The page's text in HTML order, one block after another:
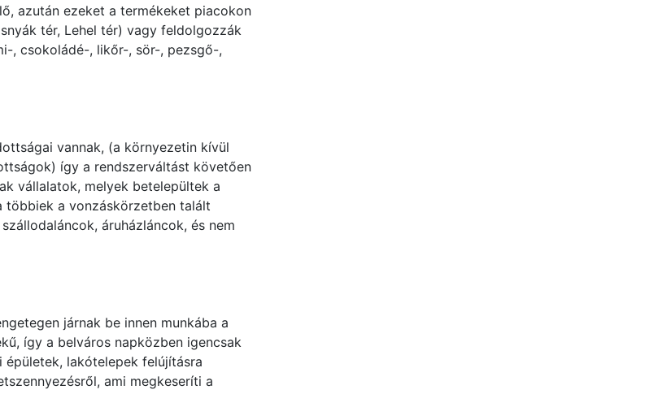
azután ezeket a termékeket piacokon
tér, Lehel tér) vagy feldolgozzák
, csokoládé-, likőr-, sör-, pezsgő-,
vannak, (a környezetin kívül
így a rendszerváltást követően
vállalatok, melyek betelepültek a
többiek a vonzáskörzetben talált
áruházláncok, és nem
járnak be innen munkába a
így a belváros napközben igencsak
lakótelepek felújításra
ami megkeseríti a